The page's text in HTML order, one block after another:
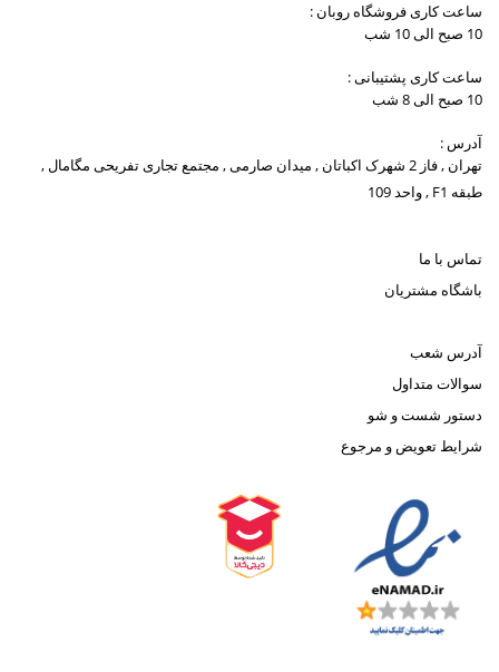
ساعت کاری فروشگاه روبان :
10 صبح الی 10 شب
ساعت کاری پشتیبانی :
10 صبح الی 8 شب
آدرس :
تهران , فاز 2 شهرک اکباتان , میدان صارمی , مجتمع تجاری تفریحی مگامال ,
طبقه F1 , واحد 109
تماس با ما
باشگاه مشتریان
آدرس شعب
سوالات متداول
دستور شست و شو
شرایط تعویض و مرجوع